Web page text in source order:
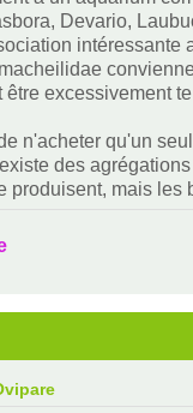
Devario,
excessivement
n'acheter qu'un
des
produisent, mais les